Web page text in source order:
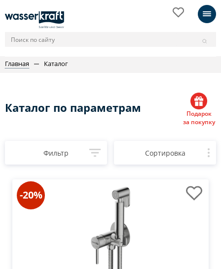
Главная Каталог
Каталог по параметрам
Подарок
за покупку
Фильтр Сортировка
-20%